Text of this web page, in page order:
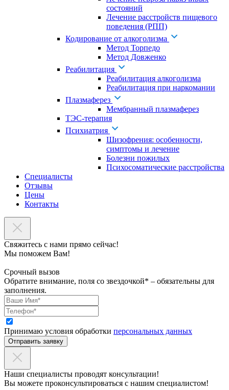
состояний
Лечение расстройств пищевого
поведения (РПП)
Кодирование от алкоголизма
Метод Торпедо
Метод Довженко
Реабилитация
Реабилитация алкоголизма
Реабилитация при наркомании
Плазмаферез
Мембранный плазмаферез
ТЭС-терапия
Психиатрия
Шизофрения: особенности,
симптомы и лечение
Болезни пожилых
Психосоматические расстройства
Специалисты
Отзывы
Цены
Контакты
Свяжитесь с нами прямо сейчас!
Мы поможем Вам!
Срочный вызов
Обратите внимание, поля со звездочкой* – обязательны для
заполнения.
Принимаю условия обработки персональных данных
Отправить заявку
Наши специалисты проводят консультации!
Вы можете проконсультироваться с нашим специалистом!